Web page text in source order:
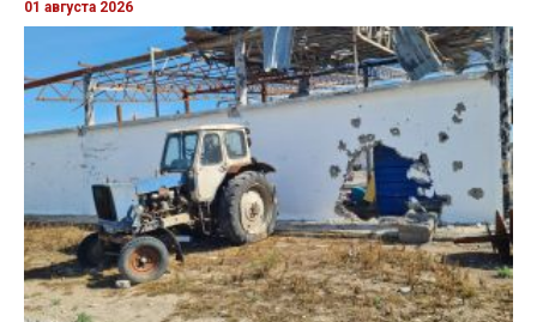
01 августа 2026